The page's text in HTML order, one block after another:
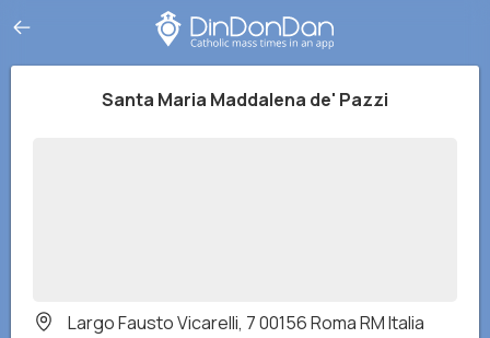
Santa Maria Maddalena de' Pazzi
Largo Fausto Vicarelli, 7 00156 Roma RM Italia